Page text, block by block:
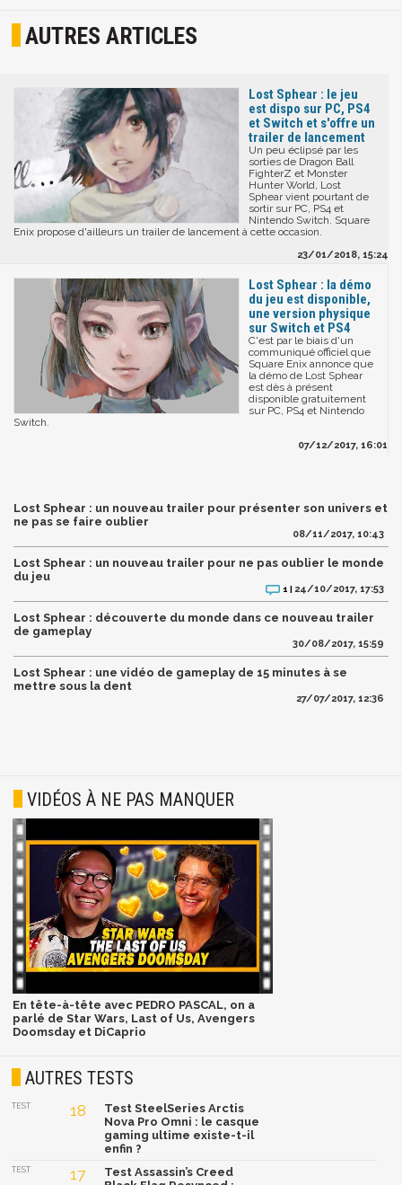
AUTRES ARTICLES
Lost Sphear : le jeu
est dispo sur PC, PS4
et Switch et s'offre un
trailer de lancement
Un peu éclipsé par les
sorties de Dragon Ball
FighterZ et Monster
Hunter World, Lost
Sphear vient pourtant de
sortir sur PC, PS4 et
Nintendo Switch. Square
Enix propose d'ailleurs un trailer de lancement à cette occasion.
23/01/2018, 15:24
Lost Sphear : la démo
du jeu est disponible,
une version physique
sur Switch et PS4
C'est par le biais d'un
communiqué officiel que
Square Enix annonce que
la démo de Lost Sphear
est dès à présent
disponible gratuitement
sur PC, PS4 et Nintendo
Switch.
07/12/2017, 16:01
Lost Sphear : un nouveau trailer pour présenter son univers et
ne pas se faire oublier
08/11/2017, 10:43
Lost Sphear : un nouveau trailer pour ne pas oublier le monde
du jeu
1 | 24/10/2017, 17:53
Lost Sphear : découverte du monde dans ce nouveau trailer
de gameplay
30/08/2017, 15:59
Lost Sphear : une vidéo de gameplay de 15 minutes à se
mettre sous la dent
27/07/2017, 12:36
VIDÉOS À NE PAS MANQUER
En tête-à-tête avec PEDRO PASCAL, on a
parlé de Star Wars, Last of Us, Avengers
Doomsday et DiCaprio
AUTRES TESTS
TEST 18
Test SteelSeries Arctis
Nova Pro Omni : le casque
gaming ultime existe-t-il
enfin ?
TEST 17
Test Assassin’s Creed